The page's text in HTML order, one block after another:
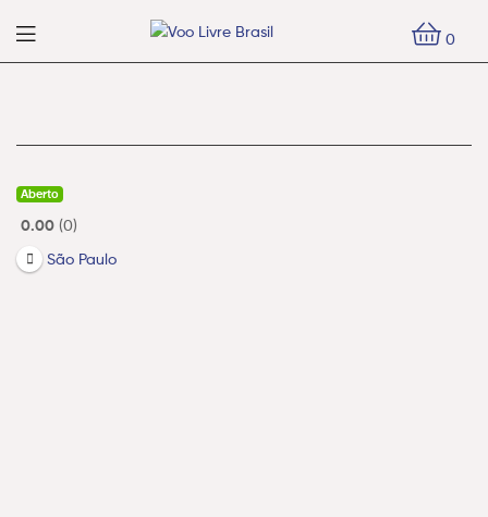
Voo
0
Livre
Aberto
0.00 0
São Paulo